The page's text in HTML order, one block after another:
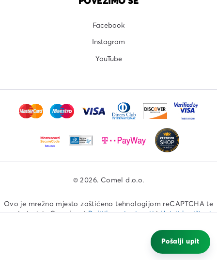
Pošalji upit
Facebook
Instagram
YouTube
© 2026. Comel d.o.o.
Ovo je mrežno mjesto zaštićeno tehnologijom reCAPTCHA te
se primjenjuju GoogleoviPolitika privatnostiiUvjeti korištenja